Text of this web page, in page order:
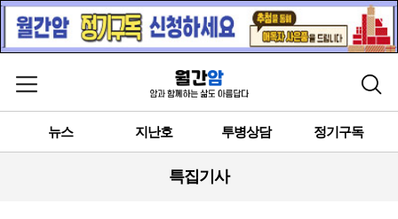
메뉴 열기 검색
뉴스 지난호 투병상담 정기구독
특집기사